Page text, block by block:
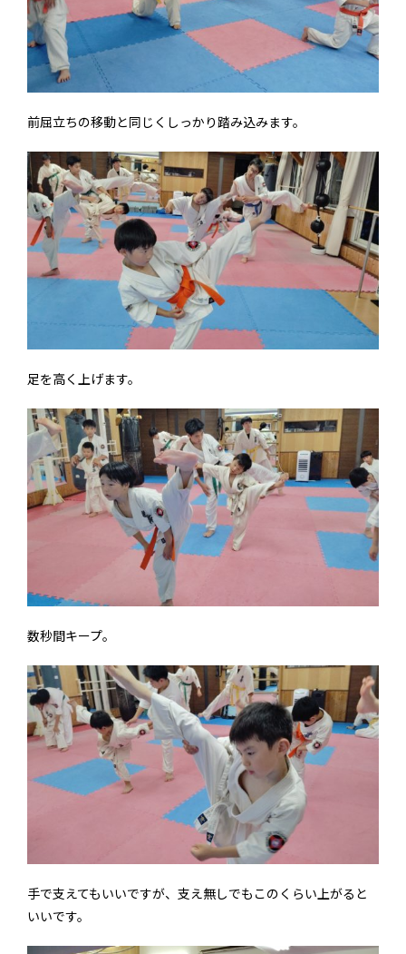
前屈立ちの移動と同じくしっかり踏み込みます。
足を高く上げます。
数秒間キープ。
手で支えてもいいですが、支え無しでもこのくらい上がると
いいです。